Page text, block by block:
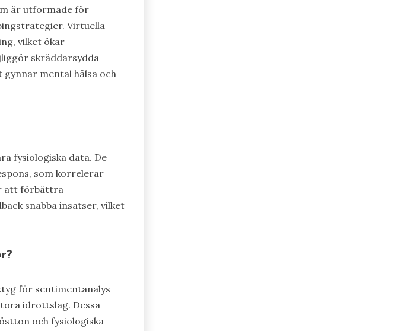
är utformade för
Virtuella
vilket ökar
skräddarsydda
mental hälsa och
fysiologiska data. De
som korrelerar
att förbättra
snabba insatser, vilket
för sentimentanalys
idrottslag. Dessa
och fysiologiska